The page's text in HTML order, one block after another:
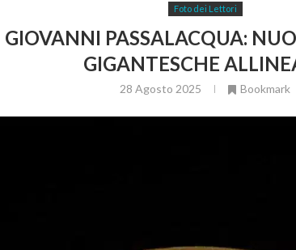
Foto dei Lettori
GIOVANNI PASSALACQUA:
GIGANTESCHE
28 Agosto 2025 Bookmark